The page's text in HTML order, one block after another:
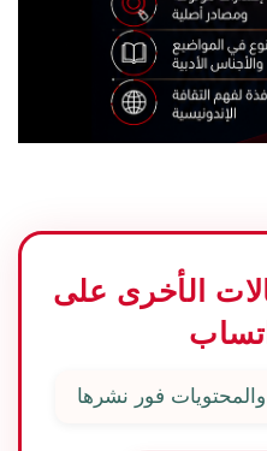
الأخرى على
فور نشرها